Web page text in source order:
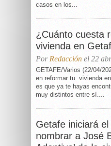
casos en los...
¿Cuánto cuesta
vivienda en
Por Redacción el 22
GETAFE/Varios (22/04/
en reformar tu vivienda
es que ya te hayas
muy distintos entre sí....
Getafe iniciará
nombrar a José